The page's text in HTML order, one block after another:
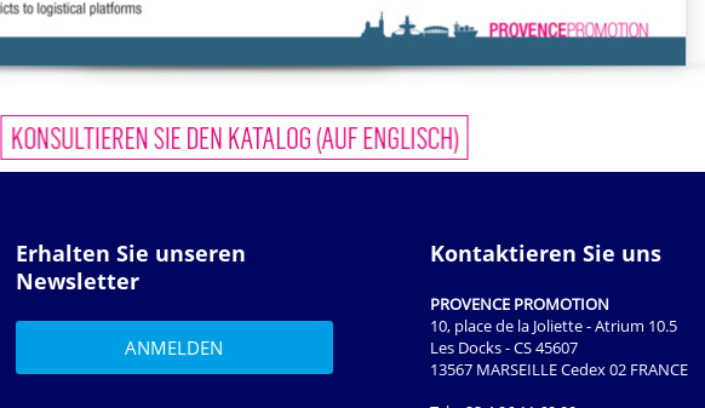
Erhalten Sie unseren
Newsletter
Kontaktieren Sie uns
PROVENCE PROMOTION
10, place de la Joliette - Atrium 10.5
Les Docks - CS 45607
13567 MARSEILLE Cedex 02 FRANCE